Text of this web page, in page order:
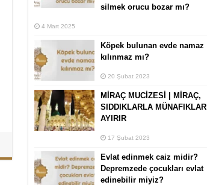
silmek orucu bozar mı?
4 Mart 2025
Köpek bulunan evde namaz
kılınmaz mı?
20 Şubat 2023
MİRAÇ MUCİZESİ | MİRAÇ,
SIDDIKLARLA MÜNAFIKLARI
AYIRIR
17 Şubat 2023
Evlat edinmek caiz midir?
Depremzede çocukları evlat
edinebilir miyiz?